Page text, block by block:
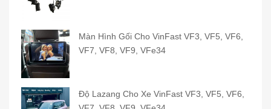
Màn Hình Gối Cho VinFast VF3, VF5, VF6,
VF7, VF8, VF9, VFe34
Độ Lazang Cho Xe VinFast VF3, VF5, VF6,